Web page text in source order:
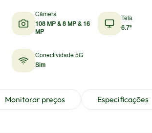
Câmera
108 MP & 8 MP & 16
MP
Tela
6.7"
Conectividade 5G
Sim
Monitorar preços Especificações